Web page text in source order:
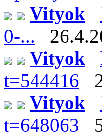
Vityok
0-...
Vityok
t=544416
Vityok
t=648063